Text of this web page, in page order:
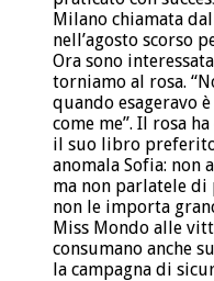
Milano chiamata
nell’agosto scorso
Ora sono
torniamo al rosa.
quando esageravo
come me”. Il rosa
il suo libro preferito
anomala Sofia: non
ma non parlatele di
non le importa
Miss Mondo alle
consumano anche
la campagna di